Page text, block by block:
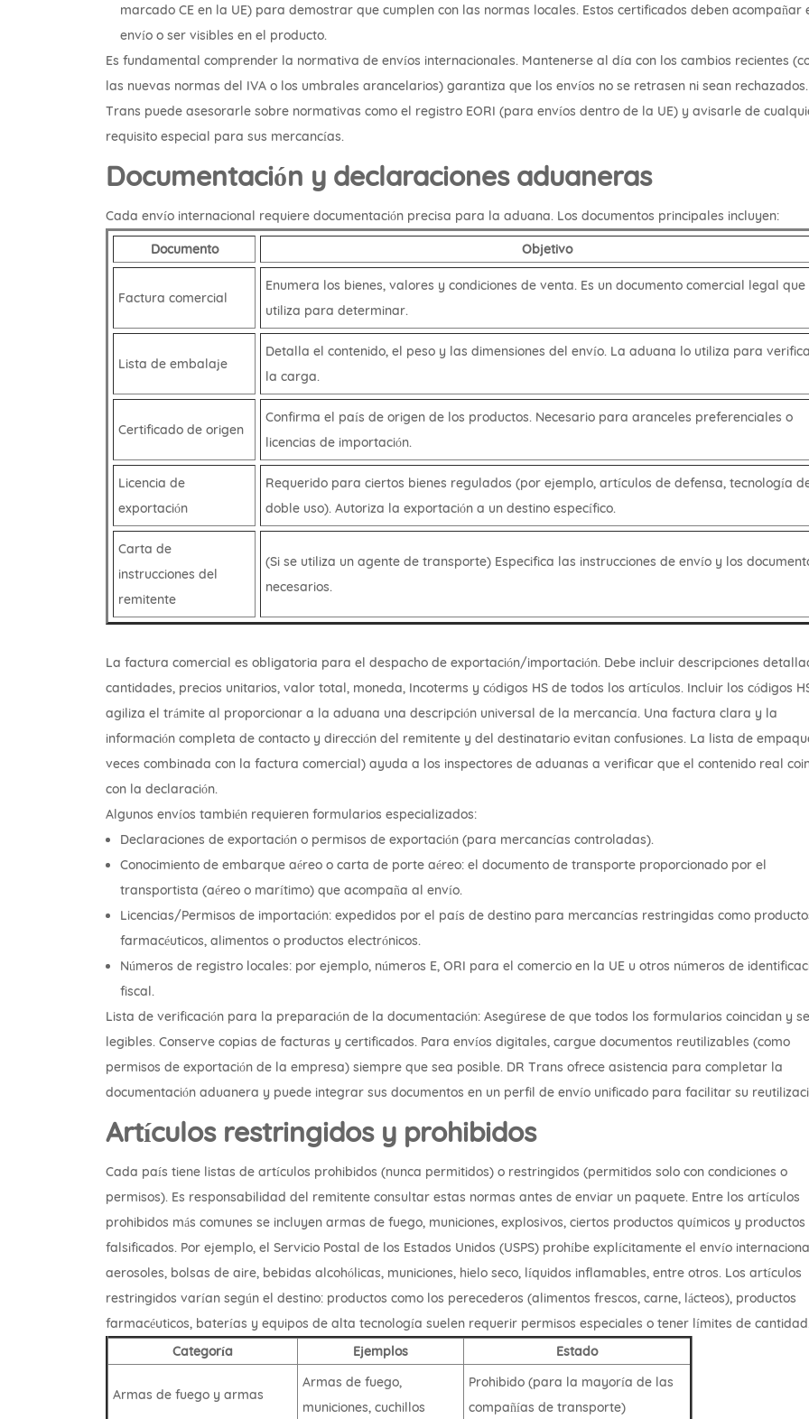
marcado CE en la UE) para demostrar que cumplen con las normas locales. Estos certificados deben acompañar
envío o ser visibles en el producto.
Es fundamental comprender la normativa de envíos internacionales. Mantenerse al día con los cambios recientes
las nuevas normas del IVA o los umbrales arancelarios) garantiza que los envíos no se retrasen ni sean rechazados.
Trans puede asesorarle sobre normativas como el registro EORI (para envíos dentro de la UE) y avisarle de
requisito especial para sus mercancías.
Documentación y declaraciones aduaneras
Cada envío internacional requiere documentación precisa para la aduana. Los documentos principales incluyen:
Documento Objetivo
Factura comercial
Enumera los bienes, valores y condiciones de venta. Es un documento comercial legal que
utiliza para determinar.
Lista de embalaje
Detalla el contenido, el peso y las dimensiones del envío. La aduana lo utiliza para
la carga.
Certificado de origen
Confirma el país de origen de los productos. Necesario para aranceles preferenciales o
licencias de importación.
Licencia de
exportación
Requerido para ciertos bienes regulados (por ejemplo, artículos de defensa, tecnología
doble uso). Autoriza la exportación a un destino específico.
Carta de
instrucciones del
remitente
(Si se utiliza un agente de transporte) Especifica las instrucciones de envío y los
necesarios.
La factura comercial es obligatoria para el despacho de exportación/importación. Debe incluir descripciones
cantidades, precios unitarios, valor total, moneda, Incoterms y códigos HS de todos los artículos. Incluir los códigos
agiliza el trámite al proporcionar a la aduana una descripción universal de la mercancía. Una factura clara y la
información completa de contacto y dirección del remitente y del destinatario evitan confusiones. La lista de
veces combinada con la factura comercial) ayuda a los inspectores de aduanas a verificar que el contenido real
con la declaración.
Algunos envíos también requieren formularios especializados:
Declaraciones de exportación o permisos de exportación (para mercancías controladas).
Conocimiento de embarque aéreo o carta de porte aéreo: el documento de transporte proporcionado por el
transportista (aéreo o marítimo) que acompaña al envío.
Licencias/Permisos de importación: expedidos por el país de destino para mercancías restringidas como
farmacéuticos, alimentos o productos electrónicos.
Números de registro locales: por ejemplo, números E, ORI para el comercio en la UE u otros números de
fiscal.
Lista de verificación para la preparación de la documentación: Asegúrese de que todos los formularios coincidan y
legibles. Conserve copias de facturas y certificados. Para envíos digitales, cargue documentos reutilizables (como
permisos de exportación de la empresa) siempre que sea posible. DR Trans ofrece asistencia para completar la
documentación aduanera y puede integrar sus documentos en un perfil de envío unificado para facilitar su
Artículos restringidos y prohibidos
Cada país tiene listas de artículos prohibidos (nunca permitidos) o restringidos (permitidos solo con condiciones o
permisos). Es responsabilidad del remitente consultar estas normas antes de enviar un paquete. Entre los artículos
prohibidos más comunes se incluyen armas de fuego, municiones, explosivos, ciertos productos químicos y productos
falsificados. Por ejemplo, el Servicio Postal de los Estados Unidos (USPS) prohíbe explícitamente el envío
aerosoles, bolsas de aire, bebidas alcohólicas, municiones, hielo seco, líquidos inflamables, entre otros. Los artículos
restringidos varían según el destino: productos como los perecederos (alimentos frescos, carne, lácteos), productos
farmacéuticos, baterías y equipos de alta tecnología suelen requerir permisos especiales o tener límites de
Categoría
Ejemplos Estado
Armas de fuego y armas
Armas de fuego,
municiones, cuchillos
Prohibido (para la mayoría de las
compañías de transporte)